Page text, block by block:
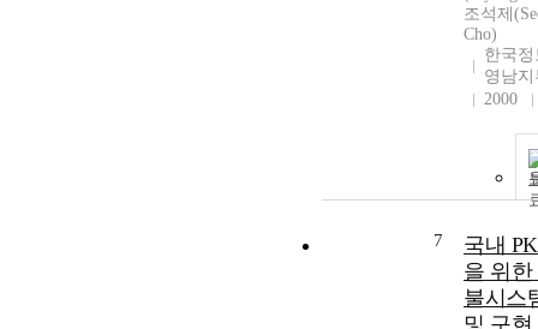
조석제
Cho)
한국
영남지
2000
7
국내
을 위한
불시스